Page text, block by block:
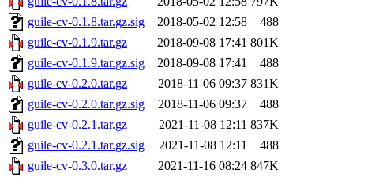
guile-cv-0.1.8.tar.gz.sig
2018-05-02 12:58
488
guile-cv-0.1.9.tar.gz
2018-09-08 17:41 801K
guile-cv-0.1.9.tar.gz.sig
2018-09-08 17:41
488
guile-cv-0.2.0.tar.gz
2018-11-06 09:37 831K
guile-cv-0.2.0.tar.gz.sig
2018-11-06 09:37
488
guile-cv-0.2.1.tar.gz
2021-11-08 12:11 837K
guile-cv-0.2.1.tar.gz.sig
2021-11-08 12:11
488
guile-cv-0.3.0.tar.gz
2021-11-16 08:24 847K